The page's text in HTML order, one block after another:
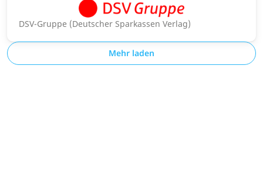
DSV-Gruppe (Deutscher Sparkassen Verlag)
Mehr laden